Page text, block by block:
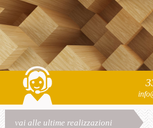
vai alle ultime realizzazioni